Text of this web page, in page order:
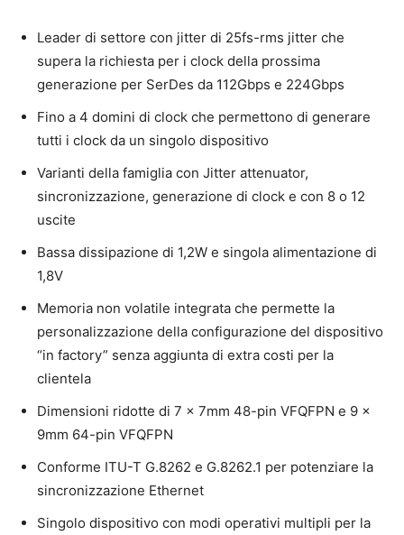
Leader di settore con jitter di 25fs-rms jitter che
supera la richiesta per i clock della prossima
generazione per SerDes da 112Gbps e 224Gbps
Fino a 4 domini di clock che permettono di generare
tutti i clock da un singolo dispositivo
Varianti della famiglia con Jitter attenuator,
sincronizzazione, generazione di clock e con 8 o 12
uscite
Bassa dissipazione di 1,2W e singola alimentazione di
1,8V
Memoria non volatile integrata che permette la
personalizzazione della configurazione del dispositivo
“in factory” senza aggiunta di extra costi per la
clientela
Dimensioni ridotte di 7 x 7mm 48-pin VFQFPN e 9 x
9mm 64-pin VFQFPN
Conforme ITU-T G.8262 e G.8262.1 per potenziare la
sincronizzazione Ethernet
Singolo dispositivo con modi operativi multipli per la